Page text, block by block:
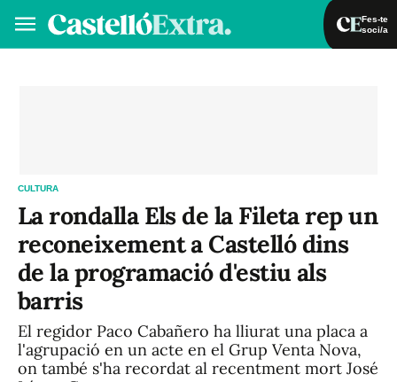
Fes-te
soci/a
CULTURA
La rondalla Els de la Fileta rep un
reconeixement a Castelló dins
de la programació d'estiu als
barris
El regidor Paco Cabañero ha lliurat una placa a
l'agrupació en un acte en el Grup Venta Nova,
on també s'ha recordat al recentment mort José